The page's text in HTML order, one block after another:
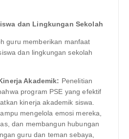
dan Lingkungan Sekolah
guru memberikan manfaat
dan lingkungan sekolah
Akademik: Penelitian
program PSE yang efektif
kinerja akademik siswa.
mengelola emosi mereka,
dan membangun hubungan
guru dan teman sebaya,